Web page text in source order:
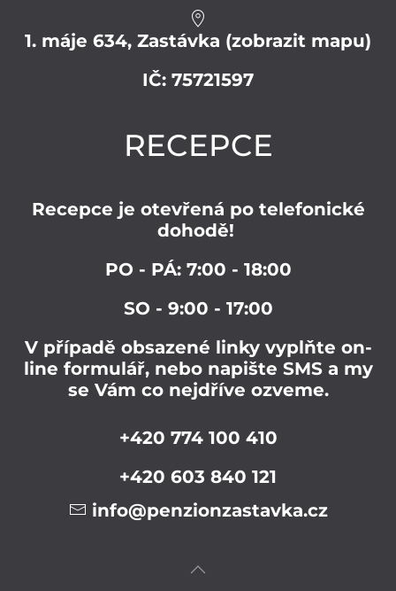
1. máje 634, Zastávka (zobrazit mapu)
IČ: 75721597
RECEPCE
Recepce je otevřená po telefonické
dohodě!
PO - PÁ: 7:00 - 18:00
SO - 9:00 - 17:00
V případě obsazené linky vyplňte on-
line formulář, nebo napište SMS a my
se Vám co nejdříve ozveme.
+420 774 100 410
+420 603 840 121
info@penzionzastavka.cz